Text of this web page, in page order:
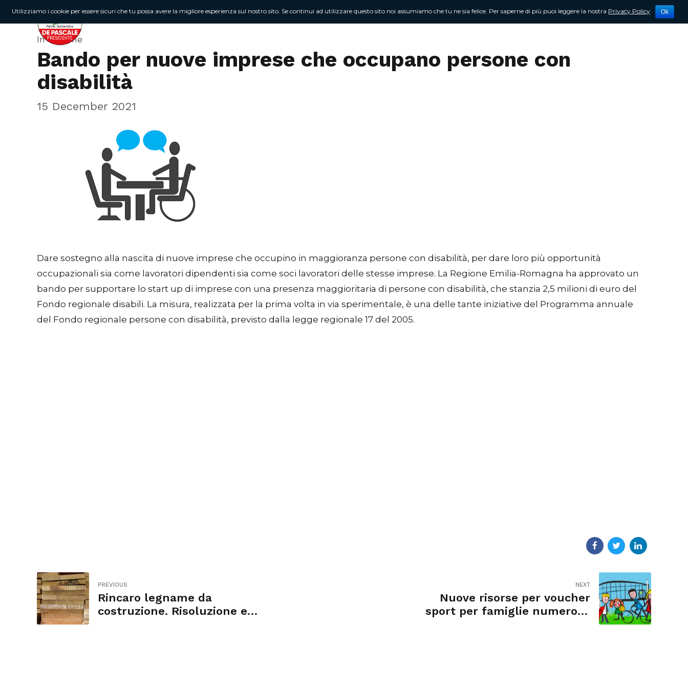
Chi sono Attività Newsletter Contattami
In Regione
Bando per nuove imprese che occupano persone con
disabilità
15 December 2021
Dare sostegno alla nascita di nuove imprese che occupino in maggioranza persone con disabilità, per dare loro più opportunità
occupazionali sia come lavoratori dipendenti sia come soci lavoratori delle stesse imprese. La Regione Emilia-Romagna ha approvato un
bando per supportare lo start up di imprese con una presenza maggioritaria di persone con disabilità, che stanzia 2,5 milioni di euro del
Fondo regionale disabili. La misura, realizzata per la prima volta in via sperimentale, è una delle tante iniziative del Programma annuale
del Fondo regionale persone con disabilità, previsto dalla legge regionale 17 del 2005.
PREVIOUS
Rincaro legname da
costruzione. Risoluzione e
NEXT
Nuove risorse per voucher
sport per famiglie numerose
Utilizziamo i cookie per essere sicuri che tu possa avere la migliore esperienza sul nostro sito. Se continui ad utilizzare questo sito noi assumiamo che tu ne sia felice. Per saperne di più puoi leggere la nostra Privacy Policy Ok